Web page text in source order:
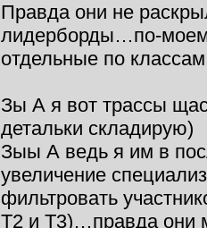
Правда они не
лидерборды…по-
отдельные по
Зы А я вот трассы
детальки складирую)
Зыы А ведь я им в
увеличение
фильтровать
Т2 и Т3)…правда они